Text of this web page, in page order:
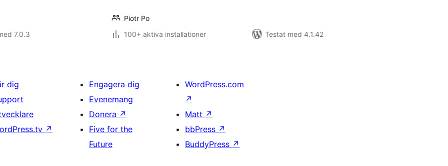
7.0.3
Piotr Po
100+ aktiva installationer
Testat med 4.1.42
dig
↗
Engagera dig
Evenemang
Donera ↗
Five for the
Future
WordPress.com
↗
Matt ↗
bbPress ↗
BuddyPress ↗